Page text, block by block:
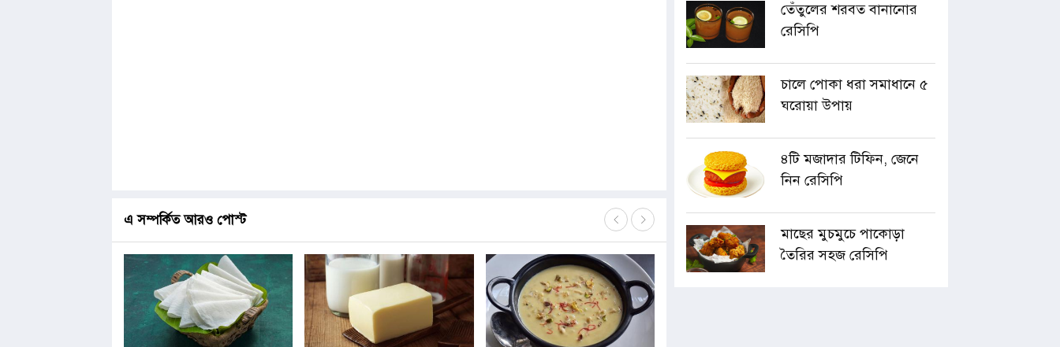
এ সম্পর্কিত আরও পোস্ট
তেঁতুলের শরবত বানানোর
রেসিপি
চালে পোকা ধরা সমাধানে ৫
ঘরোয়া উপায়
৪টি মজাদার টিফিন, জেনে
নিন রেসিপি
মাছের মুচমুচে পাকোড়া
তৈরির সহজ রেসিপি